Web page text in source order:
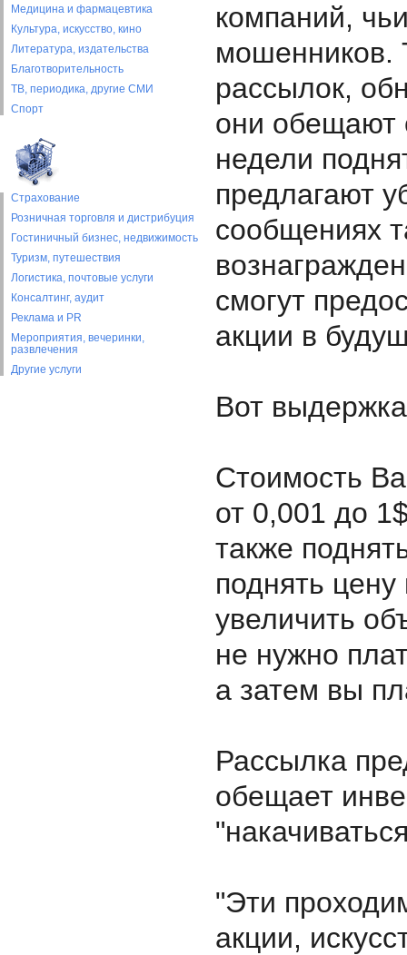
Медицина и фармацевтика
Культура, искусство, кино
Литература, издательства
Благотворительность
ТВ, периодика, другие СМИ
Спорт
Страхование
Розничная торговля и дистрибуция
Гостиничный бизнес, недвижимость
Туризм, путешествия
Логистика, почтовые услуги
Консалтинг, аудит
Реклама и PR
Мероприятия, вечеринки,
развлечения
Другие услуги
компаний,
мошенников.
рассылок,
они обещают
недели
предлагают
сообщениях
смогут
акции в
Вот
Стоимость
от 0,001 до
также
поднять
увеличить
не нужно
а затем вы
Рассылка
обещает
"Эти
акции,